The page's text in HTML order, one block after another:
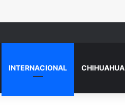
dan 12 años de cárcel
INTERNACIONAL CHIHUAHUA